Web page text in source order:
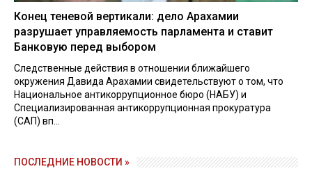
Конец теневой вертикали: дело Арахамии
разрушает управляемость парламента и ставит
Банковую перед выбором
Следственные действия в отношении ближайшего
окружения Давида Арахамии свидетельствуют о том, что
Национальное антикоррупционное бюро (НАБУ) и
Специализированная антикоррупционная прокуратура
(САП) вп...
ПОСЛЕДНИЕ НОВОСТИ »